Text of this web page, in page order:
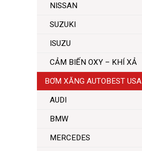
NISSAN
SUZUKI
ISUZU
CẢM BIẾN OXY – KHÍ XẢ
BƠM XĂNG AUTOBEST USA
AUDI
BMW
MERCEDES